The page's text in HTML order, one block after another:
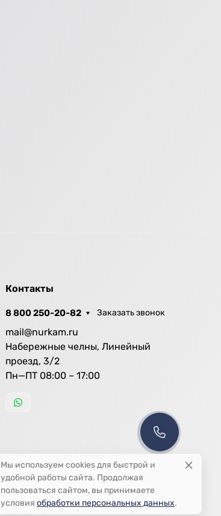
Контакты
8 800 250-20-82 Заказать звонок
mail@nurkam.ru
Набережные челны, Линейный
проезд, 3/2
Пн—ПТ 08:00 – 17:00
Мы используем cookies для быстрой и
удобной работы сайта. Продолжая
пользоваться сайтом, вы принимаете
условия обработки персональных данных.